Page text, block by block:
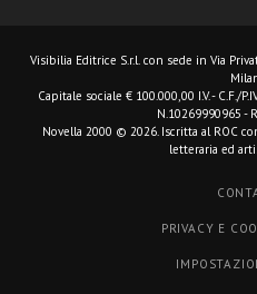
Visibilia Editrice S.r.l. con sede in Via
Capitale sociale € 100.000,00 I.V. - C.F./
N.10269990965 -
Novella 2000 © 2026. Iscritta al ROC
letteraria ed
PRIVACY E